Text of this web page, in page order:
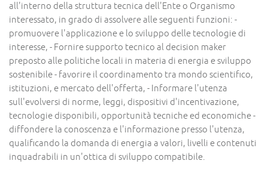
all'interno della struttura tecnica dell'Ente o Organismo
interessato, in grado di assolvere alle seguenti funzioni: -
promuovere l'applicazione e lo sviluppo delle tecnologie di
interesse, - Fornire supporto tecnico al decision maker
preposto alle politiche locali in materia di energia e sviluppo
sostenibile - favorire il coordinamento tra mondo scientifico,
istituzioni, e mercato dell'offerta, - Informare l'utenza
sull'evolversi di norme, leggi, dispositivi d'incentivazione,
tecnologie disponibili, opportunità tecniche ed economiche -
diffondere la conoscenza e l'informazione presso l'utenza,
qualificando la domanda di energia a valori, livelli e contenuti
inquadrabili in un'ottica di sviluppo compatibile.